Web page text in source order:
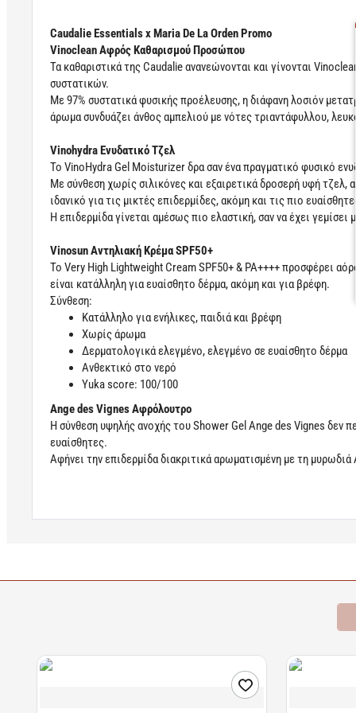
Caudalie Essentials x Maria De La Orden Promo
Vinoclean Αφρός Καθαρισμού Προσώπου
Τα καθαριστικά της Caudalie ανανεώνονται και γίνονται
συστατικών.
Με 97% συστατικά φυσικής προέλευσης, η διάφανη λοσιόν
άρωμα συνδυάζει άνθος αμπελιού με νότες τριαντάφυλλου,
Vinohydra Ενυδατικό Τζελ
Το VinoHydra Gel Moisturizer δρα σαν ένα πραγματικό φυσικό
Με σύνθεση χωρίς σιλικόνες και εξαιρετικά δροσερή υφή τζελ,
ιδανικό για τις μικτές επιδερμίδες, ακόμη και τις πιο ευαίσθητες.
Η επιδερμίδα γίνεται αμέσως πιο ελαστική, σαν να έχει
Vinosun Αντηλιακή Κρέμα SPF50+
Το Very High Lightweight Cream SPF50+ & PA++++ προσφέρει
είναι κατάλληλη για ευαίσθητο δέρμα, ακόμη και για βρέφη.
Σύνθεση:
Κατάλληλο για ενήλικες, παιδιά και βρέφη
Χωρίς άρωμα
Δερματολογικά ελεγμένο, ελεγμένο σε ευαίσθητο δέρμα
Ανθεκτικό στο νερό
Yuka score: 100/100
Ange des Vignes Αφρόλουτρο
Η σύνθεση υψηλής ανοχής του Shower Gel Ange des Vignes δεν
ευαίσθητες.
Αφήνει την επιδερμίδα διακριτικά αρωματισμένη με τη